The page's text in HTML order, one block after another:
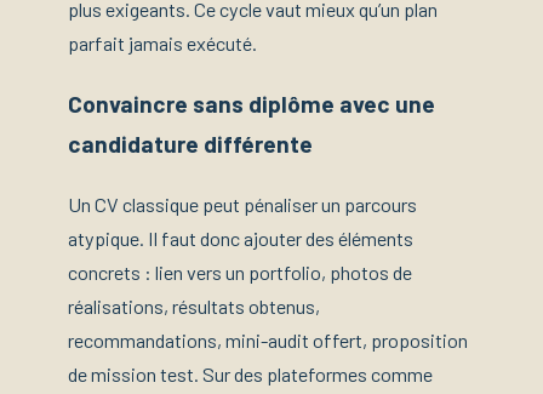
plus exigeants. Ce cycle vaut mieux qu’un plan
parfait jamais exécuté.
Convaincre sans diplôme avec une
candidature différente
Un CV classique peut pénaliser un parcours
atypique. Il faut donc ajouter des éléments
concrets : lien vers un portfolio, photos de
réalisations, résultats obtenus,
recommandations, mini-audit offert, proposition
de mission test. Sur des plateformes comme